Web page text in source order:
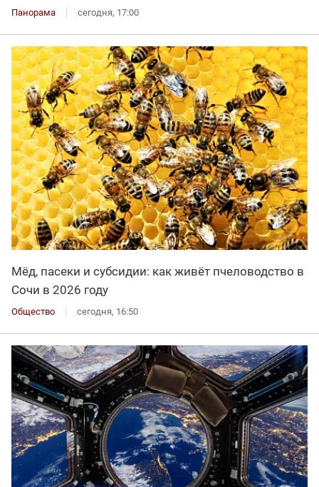
Панорама сегодня, 17:00
Мёд, пасеки и субсидии: как живёт пчеловодство в
Сочи в 2026 году
Общество сегодня, 16:50